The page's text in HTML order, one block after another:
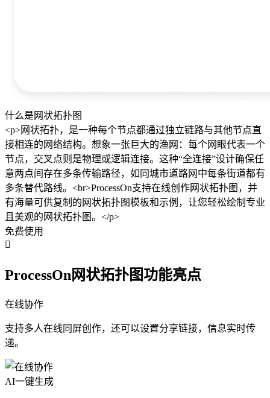
什么是网状拓扑图
<p>网状拓扑，是一种每个节点都通过独立链路与其他节点直
接相连的网络结构。想象一张巨大的渔网：每个网眼代表一个
节点，交叉点则是物理或逻辑连接。这种“全连接”设计确保任
意两点间存在多条传输路径，如同城市道路网中每条街道都有
多条替代路线。<br>ProcessOn支持在线创作网状拓扑图，并
有海量可供复制的网状拓扑图模板和示例，让您轻松绘制专业
且美观的网状拓扑图。</p>
免费使用

ProcessOn网状拓扑图功能亮点
在线协作
支持多人在线同屏创作，还可以设置分享链接，信息实时传
递。
AI一键生成